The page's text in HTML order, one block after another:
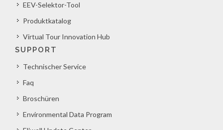
EEV-Selektor-Tool
Produktkatalog
Virtual Tour Innovation Hub
SUPPORT
Technischer Service
Faq
Broschüren
Environmental Data Program